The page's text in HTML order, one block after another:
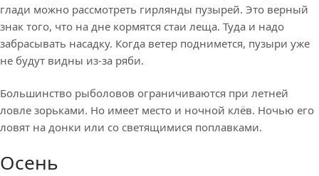
глади можно рассмотреть гирлянды пузырей. Это верный
знак того, что на дне кормятся стаи леща. Туда и надо
забрасывать насадку. Когда ветер поднимется, пузыри уже
не будут видны из-за ряби.
Большинство рыболовов ограничиваются при летней
ловле зорьками. Но имеет место и ночной клёв. Ночью его
ловят на донки или со светящимися поплавками.
Осень